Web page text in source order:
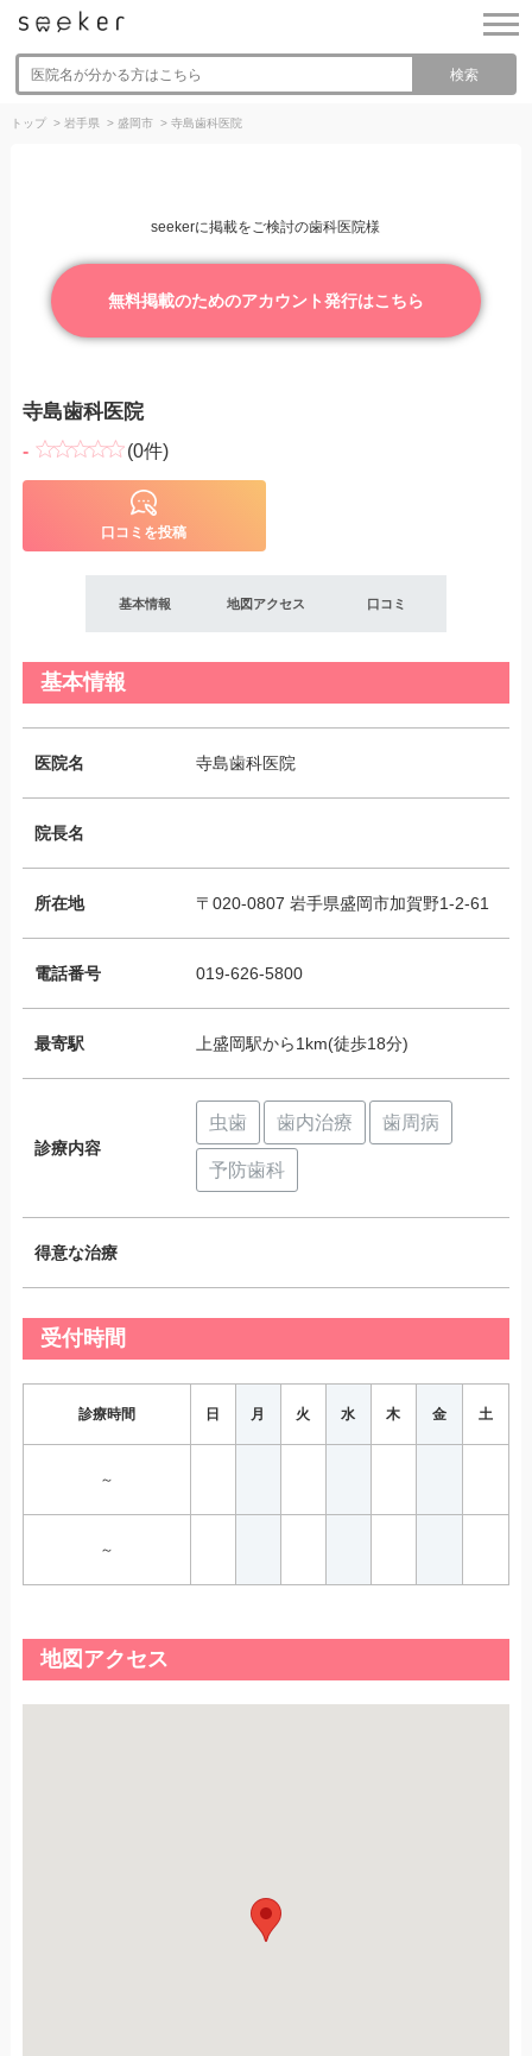
検索
トップ > 岩手県 > 盛岡市 > 寺島歯科医院
seekerに掲載をご検討の歯科医院様
無料掲載のためのアカウント発行はこちら
寺島歯科医院
- (0件)
口コミを投稿
基本情報 地図アクセス 口コミ
基本情報
医院名 寺島歯科医院
院長名
所在地 〒020-0807 岩手県盛岡市加賀野1-2-61
電話番号 019-626-5800
最寄駅 上盛岡駅から1km(徒歩18分)
診療内容
虫歯 歯内治療 歯周病
予防歯科
得意な治療
受付時間
診療時間 日 月 火 水 木 金 土
～
～
地図アクセス